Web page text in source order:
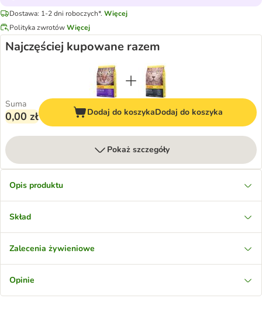
Dostawa: 1-2 dni roboczych*. Więcej
Polityka zwrotówWięcej
Najczęściej kupowane razem
Suma
0,00 zł Dodaj do koszykaDodaj do koszyka
Pokaż szczegóły
Opis produktu
Skład
Zalecenia żywieniowe
Opinie